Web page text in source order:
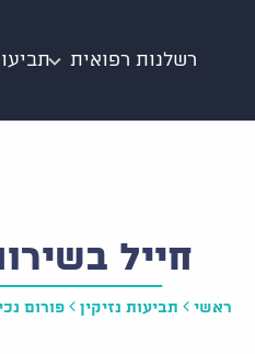
רשלנות רפואית
חייל
ראשי תביעות נזיקין פורום